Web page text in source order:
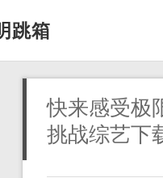
跳箱
快来感受极
挑战综艺下